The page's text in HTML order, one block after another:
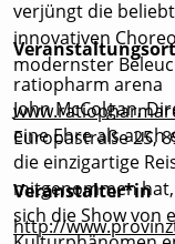
verjüngt die
innovativen
modernster
John McColgan,
eine Ehre als auch
die einzigartige
mitgenommen
sich die Show von
Veranstaltungsort
ratiopharm arena
Europastraße 25,
Veranstalter*in
http://